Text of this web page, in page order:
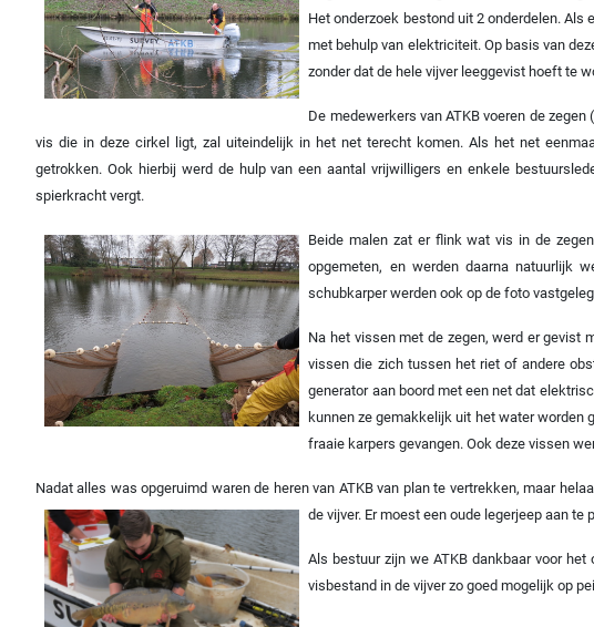
Het onderzoek bestond uit 2 onderdelen.
met behulp van elektriciteit. Op basis van
zonder dat de hele vijver leeggevist hoeft te
De medewerkers van ATKB voeren de
vis die in deze cirkel ligt, zal uiteindelijk in het net terecht komen. Als het net
getrokken. Ook hierbij werd de hulp van een aantal vrijwilligers en enkele
spierkracht vergt.
Beide malen zat er flink wat vis in de
opgemeten, en werden daarna natuurlijk
schubkarper werden ook op de foto
Na het vissen met de zegen, werd er gevist
vissen die zich tussen het riet of andere
generator aan boord met een net dat
kunnen ze gemakkelijk uit het water worden
fraaie karpers gevangen. Ook deze vissen
Nadat alles was opgeruimd waren de heren van ATKB van plan te vertrekken, maar
de vijver. Er moest een oude legerjeep aan
Als bestuur zijn we ATKB dankbaar voor
visbestand in de vijver zo goed mogelijk op